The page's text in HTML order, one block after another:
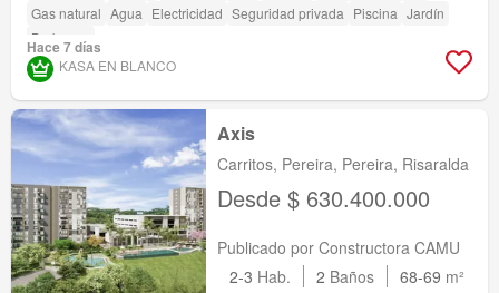
Gas natural Agua Electricidad Seguridad privada Piscina Jardín
Barbecue
Hace 7 días
KASA EN BLANCO
Axis
Carritos, Pereira, Pereira, Risaralda
Desde $ 630.400.000
Publicado por Constructora CAMU
2-3 Hab. 2 Baños 68-69 m²